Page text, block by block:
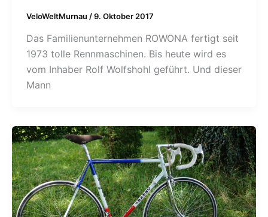
VeloWeltMurnau /9. Oktober 2017
Das Familienunternehmen ROWONA fertigt seit
1973 tolle Rennmaschinen. Bis heute wird es
vom Inhaber Rolf Wolfshohl geführt. Und dieser
Mann